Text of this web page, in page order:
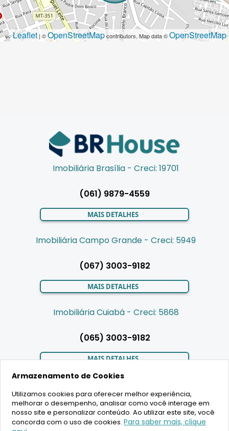
Leaflet | ©OpenStreetMapcontributors, Map data ©OpenStreetMap
Imobiliária Brasília - Creci: 19701
(061) 9879-4559
MAIS DETALHES
Imobiliária Campo Grande - Creci: 5949
(067) 3003-9182
MAIS DETALHES
Imobiliária Cuiabá - Creci: 5868
(065) 3003-9182
MAIS DETALHES
LIGAMOS PARA VOCÊ
Armazenamento de Cookies
Utilizamos cookies para oferecer melhor experiência,
melhorar o desempenho, analisar como você interage em
nosso site e personalizar conteúdo. Ao utilizar este site, você
concorda com o uso de cookies.Para saber mais, clique